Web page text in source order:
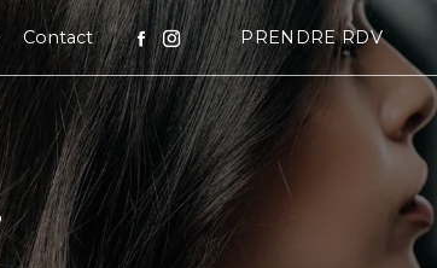
Contact PRENDRE RDV